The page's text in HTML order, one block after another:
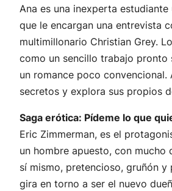
Ana es una inexperta estudiante
que le encargan una entrevista
multimillonario Christian Grey.
como un sencillo trabajo pronto
un romance poco convencional.
secretos y explora sus propios
Saga erótica: Pídeme lo que
Eric Zimmerman, es el
un hombre apuesto, con mucho
sí mismo, pretencioso, gruñón y
gira en torno a ser el nuevo